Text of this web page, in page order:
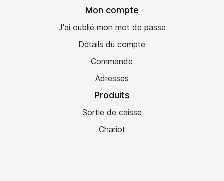
Mon compte
J'ai oublié mon mot de passe
Détails du compte
Commande
Adresses
Produits
Sortie de caisse
Chariot